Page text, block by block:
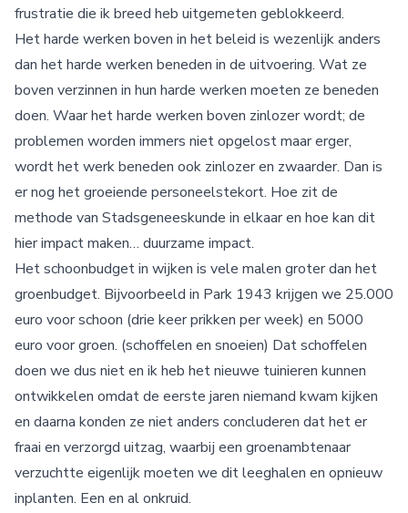
frustratie die ik breed heb uitgemeten geblokkeerd.
Het harde werken boven in het beleid is wezenlijk anders
dan het harde werken beneden in de uitvoering. Wat ze
boven verzinnen in hun harde werken moeten ze beneden
doen. Waar het harde werken boven zinlozer wordt; de
problemen worden immers niet opgelost maar erger,
wordt het werk beneden ook zinlozer en zwaarder. Dan is
er nog het groeiende personeelstekort. Hoe zit de
methode van Stadsgeneeskunde in elkaar en hoe kan dit
hier impact maken… duurzame impact.
Het schoonbudget in wijken is vele malen groter dan het
groenbudget. Bijvoorbeeld in Park 1943 krijgen we 25.000
euro voor schoon (drie keer prikken per week) en 5000
euro voor groen. (schoffelen en snoeien) Dat schoffelen
doen we dus niet en ik heb het nieuwe tuinieren kunnen
ontwikkelen omdat de eerste jaren niemand kwam kijken
en daarna konden ze niet anders concluderen dat het er
fraai en verzorgd uitzag, waarbij een groenambtenaar
verzuchtte eigenlijk moeten we dit leeghalen en opnieuw
inplanten. Een en al onkruid.